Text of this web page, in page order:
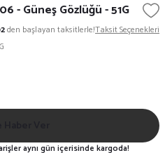
- Güneş Gözlüğü - 51G
den başlayan taksitlerle!Taksit Seçenekleri
aynı gün içerisinde kargoda!